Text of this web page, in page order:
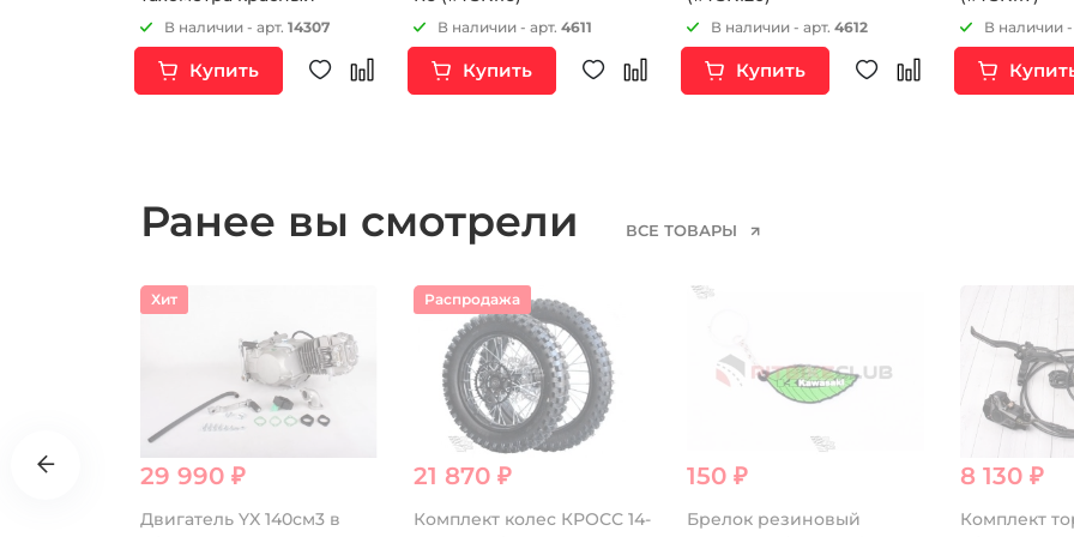
В наличии - арт. 14307
Купить
В наличии - арт. 4611
Купить
В наличии - арт. 4612
Купить
В наличии -
Ранее вы смотрели ВСЕ ТОВАРЫ
Хит
29 990 ₽
Двигатель YX 140см3 в
Распродажа
21 870 ₽
Комплект колес КРОСС 14-
150 ₽
Брелок резиновый
8 130 ₽
Комплект